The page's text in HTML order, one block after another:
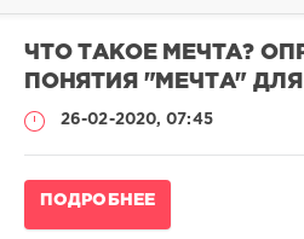
admina
0
0
ЧТО ТАКОЕ МЕЧТА?
ПОНЯТИЯ "МЕЧТА"
26-02-2020, 07:45
Определение
ПОДРОБНЕЕ